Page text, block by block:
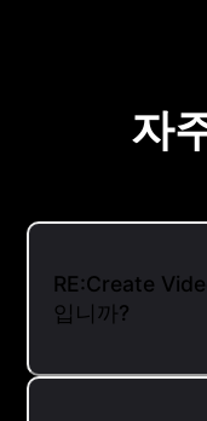
자
RE:Create
입니까?